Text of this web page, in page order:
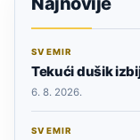
SVEMIR
Tekući dušik
6. 8. 2026.
SVEMIR